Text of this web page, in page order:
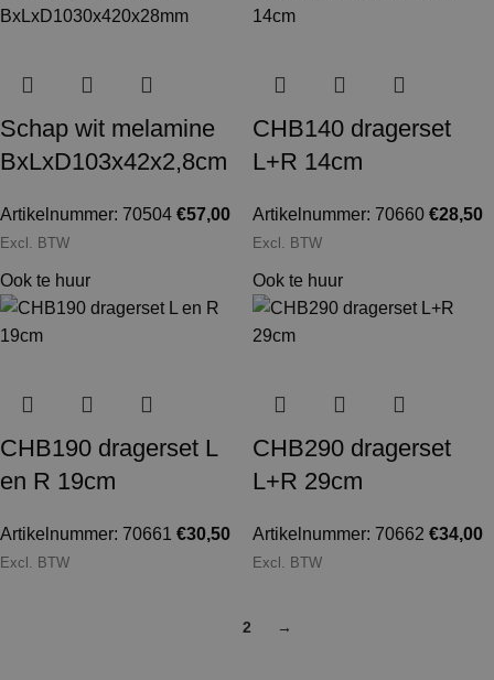
Schap wit melamine
BxLxD103x42x2,8cm
Artikelnummer: 70504 €57,00
Excl. BTW
CHB140 dragerset
L+R 14cm
Artikelnummer: 70660 €28,50
Excl. BTW
Ook te huur
CHB190 dragerset L
en R 19cm
Artikelnummer: 70661 €30,50
Excl. BTW
Ook te huur
CHB290 dragerset
L+R 29cm
Artikelnummer: 70662 €34,00
Excl. BTW
2 →